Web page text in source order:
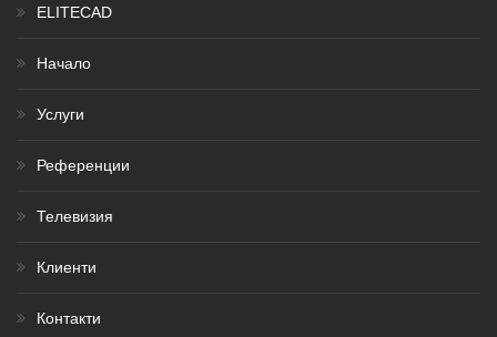
ELITECAD
Начало
Услуги
Референции
Телевизия
Клиенти
Контакти